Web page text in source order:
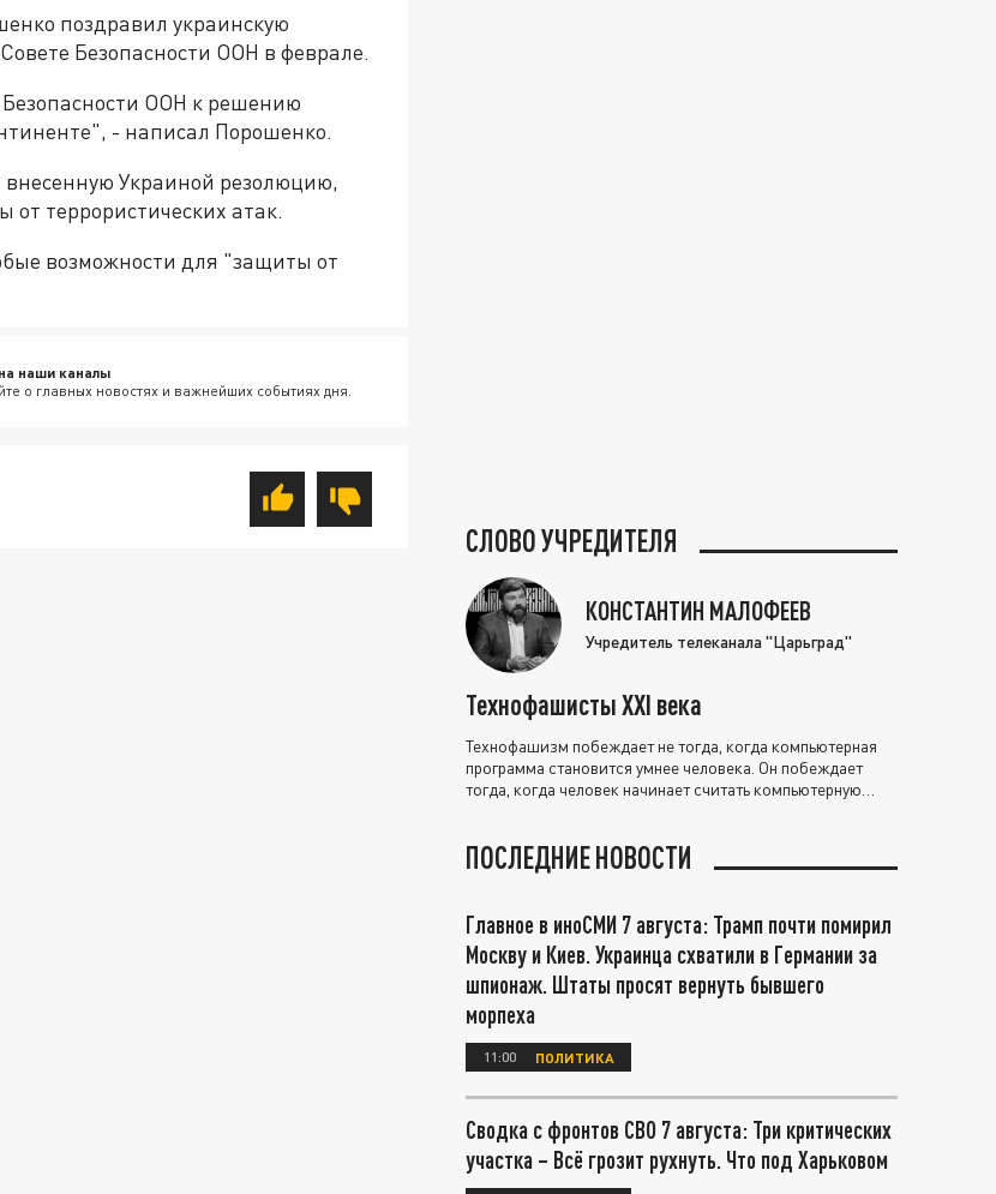
поздравил украинскую
Безопасности ООН в феврале.
ООН к решению
- написал Порошенко.
Украиной резолюцию,
террористических атак.
возможности для "защиты от
наши каналы
о главных новостях и важнейших событиях дня.
СЛОВО УЧРЕДИТЕЛЯ
КОНСТАНТИН МАЛОФЕЕВ
Учредитель телеканала "Царьград"
Технофашисты XXI века
Технофашизм побеждает не тогда, когда компьютерная
программа становится умнее человека. Он побеждает
тогда, когда человек начинает считать компьютерную
ПОСЛЕДНИЕ НОВОСТИ
Главное в иноСМИ 7 августа: Трамп почти помирил
Москву и Киев. Украинца схватили в Германии за
шпионаж. Штаты просят вернуть бывшего
морпеха
11:00 ПОЛИТИКА
Сводка с фронтов СВО 7 августа: Три критических
участка – Всё грозит рухнуть. Что под Харьковом